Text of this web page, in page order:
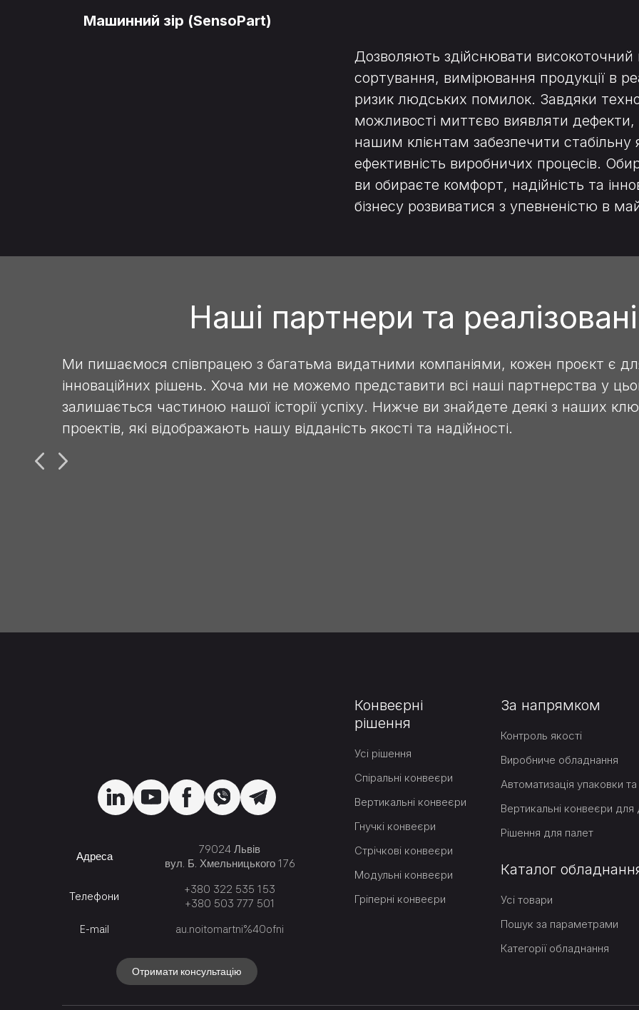
Машинний зір (SensoPart)
Дозволяють здійснювати високоточний
сортування, вимірювання продукції в
ризик людських помилок. Завдяки
можливості миттєво виявляти
нашим клієнтам забезпечити стабільну
ефективність виробничих процесів.
ви обираєте комфорт, надійність та
бізнесу розвиватися з упевненістю в
Наші партнери та
Ми пишаємося співпрацею з багатьма видатними компаніями, кожен проєкт є
інноваційних рішень. Хоча ми не можемо представити всі наші партнерства у
залишається частиною нашої історії успіху. Нижче ви знайдете деякі з наших
проектів, які відображають нашу відданість якості та надійності.
Адреса
79024 Львів
вул. Б. Хмельницького 176
Телефони
+380 322 535 153
+380 503 777 501
E-mail
au.noitomartni%40ofni
Отримати консультацію
Конвеєрні
рішення
Усі рішення
Спіральні конвеєри
Вертикальні конвеєри
Гнучкі конвеєри
Стрічкові конвеєри
Модульні конвеєри
Гріперні конвеєри
За напрямком
Контроль якості
Виробниче обладнання
Автоматизація упаковки та
Рішення для палет
Каталог
Усі товари
Пошук за параметрами
Категорії обладнання